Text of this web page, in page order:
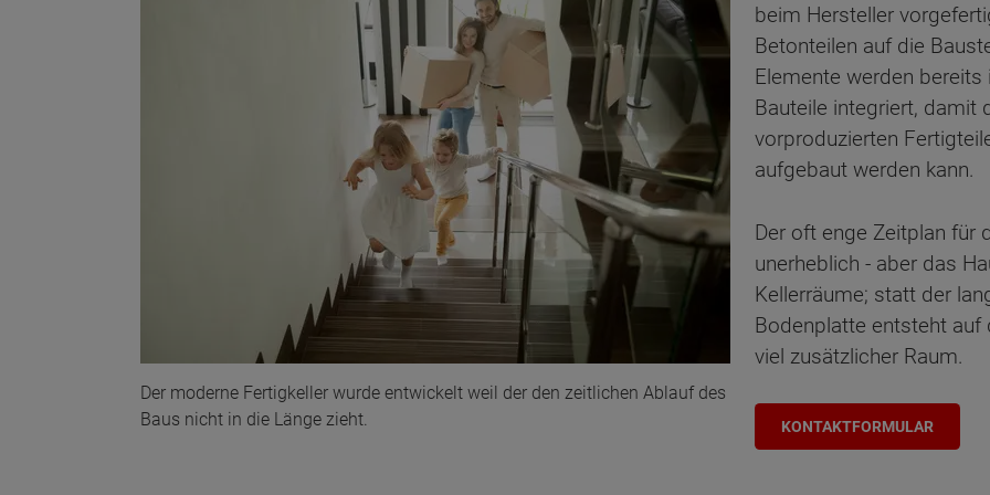
Der moderne Fertigkeller wurde entwickelt weil der den zeitlichen Ablauf des
Baus nicht in die Länge zieht.
beim Hersteller
Betonteilen auf die
Elemente werden bereits
Bauteile integriert, damit
vorproduzierten
aufgebaut werden kann.
Der oft enge Zeitplan für
unerheblich - aber das
Kellerräume; statt der
Bodenplatte entsteht auf
viel zusätzlicher Raum.
KONTAKTFORMULAR